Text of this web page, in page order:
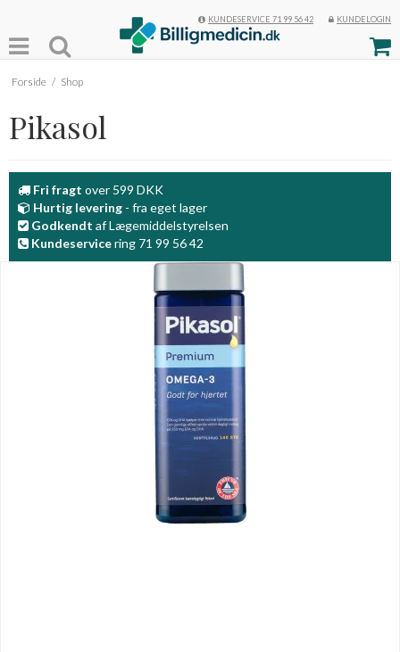
KUNDESERVICE 71 99 56 42 KUNDELOGIN
Forside / Shop
Pikasol
Fri fragt over 599 DKK
Hurtig levering - fra eget lager
Godkendt af Lægemiddelstyrelsen
Kundeservicering 71 99 56 42